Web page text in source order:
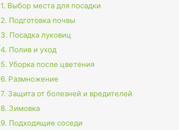
1. Выбор места для посадки
2. Подготовка почвы
3. Посадка луковиц
4. Полив и уход
5. Уборка после цветения
6. Размножение
7. Защита от болезней и вредителей
8. Зимовка
9. Подходящие соседи